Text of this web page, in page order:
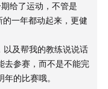
想寻求突破的人们
+8个体能项目
起来的
易上手的那个
低门槛吗？
进行跑步训练） - 日
提供刺激点；但Hyrox
）是远超于日常
有巨大的存量市场。
给了运动，不管是
一年都动起来，更健
及帮我的教练说说话
去参赛，而不是不能完
的比赛哦。